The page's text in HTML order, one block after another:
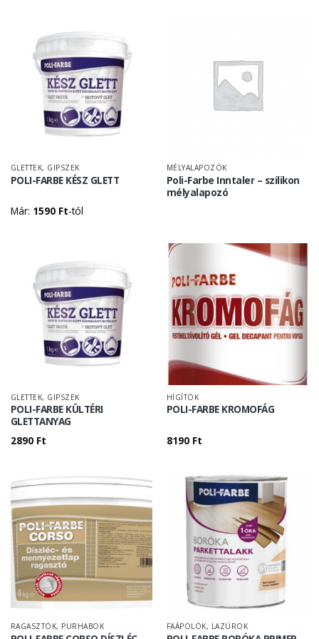
GLETTEK, GIPSZEK
POLI-FARBE KÉSZ GLETT
Már: 1590 Ft-tól
MÉLYALAPOZÓK
Poli-Farbe Inntaler – szilikon
mélyalapozó
GLETTEK, GIPSZEK
POLI-FARBE KÜLTÉRI
GLETTANYAG
2890 Ft
HÍGÍTÓK
POLI-FARBE KROMOFÁG
8190 Ft
RAGASZTÓK, PURHABOK FAÁPOLÓK, LAZÚROK